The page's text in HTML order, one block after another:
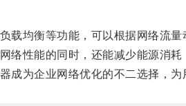
均衡等功能，可以根据网络流量
性能的同时，还能减少能源消耗
为企业网络优化的不二选择，为